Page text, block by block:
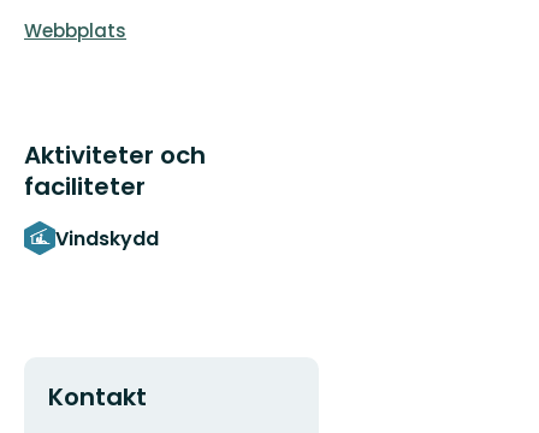
Webbplats
Aktiviteter och
faciliteter
Vindskydd
Kontakt